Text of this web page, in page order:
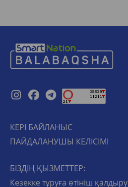
КЕРІ БАЙЛАНЫС
ПАЙДАЛАНУШЫ КЕЛІСІМІ
БІЗДІҢ ҚЫЗМЕТТЕР:
Кезекке тұруға өтініш қалдыру